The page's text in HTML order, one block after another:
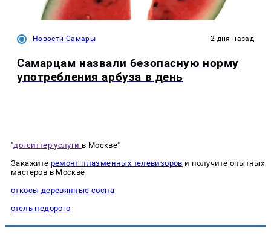
Новости Самары 2 дня назад
Самарцам назвали безопасную норму
употребления арбуза в день
"догситтер услуги в Москве"
Закажите ремонт плазменных телевизоров и получите опытных
мастеров в Москве
откосы деревянные сосна
отель недорого